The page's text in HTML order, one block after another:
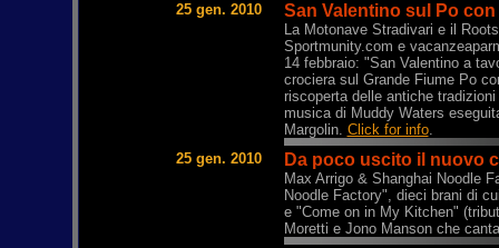
25 gen. 2010
San Valentino sul Po
La Motonave Stradivari e il
Sportmunity.com e
14 febbraio: "San Valentino a
crociera sul Grande Fiume Po
riscoperta delle antiche
musica di Muddy Waters
Margolin. Click for info.
25 gen. 2010
Da poco uscito il nuovo
Max Arrigo & Shanghai Noodle
Noodle Factory", dieci brani di
e "Come on in My Kitchen"
Moretti e Jono Manson che